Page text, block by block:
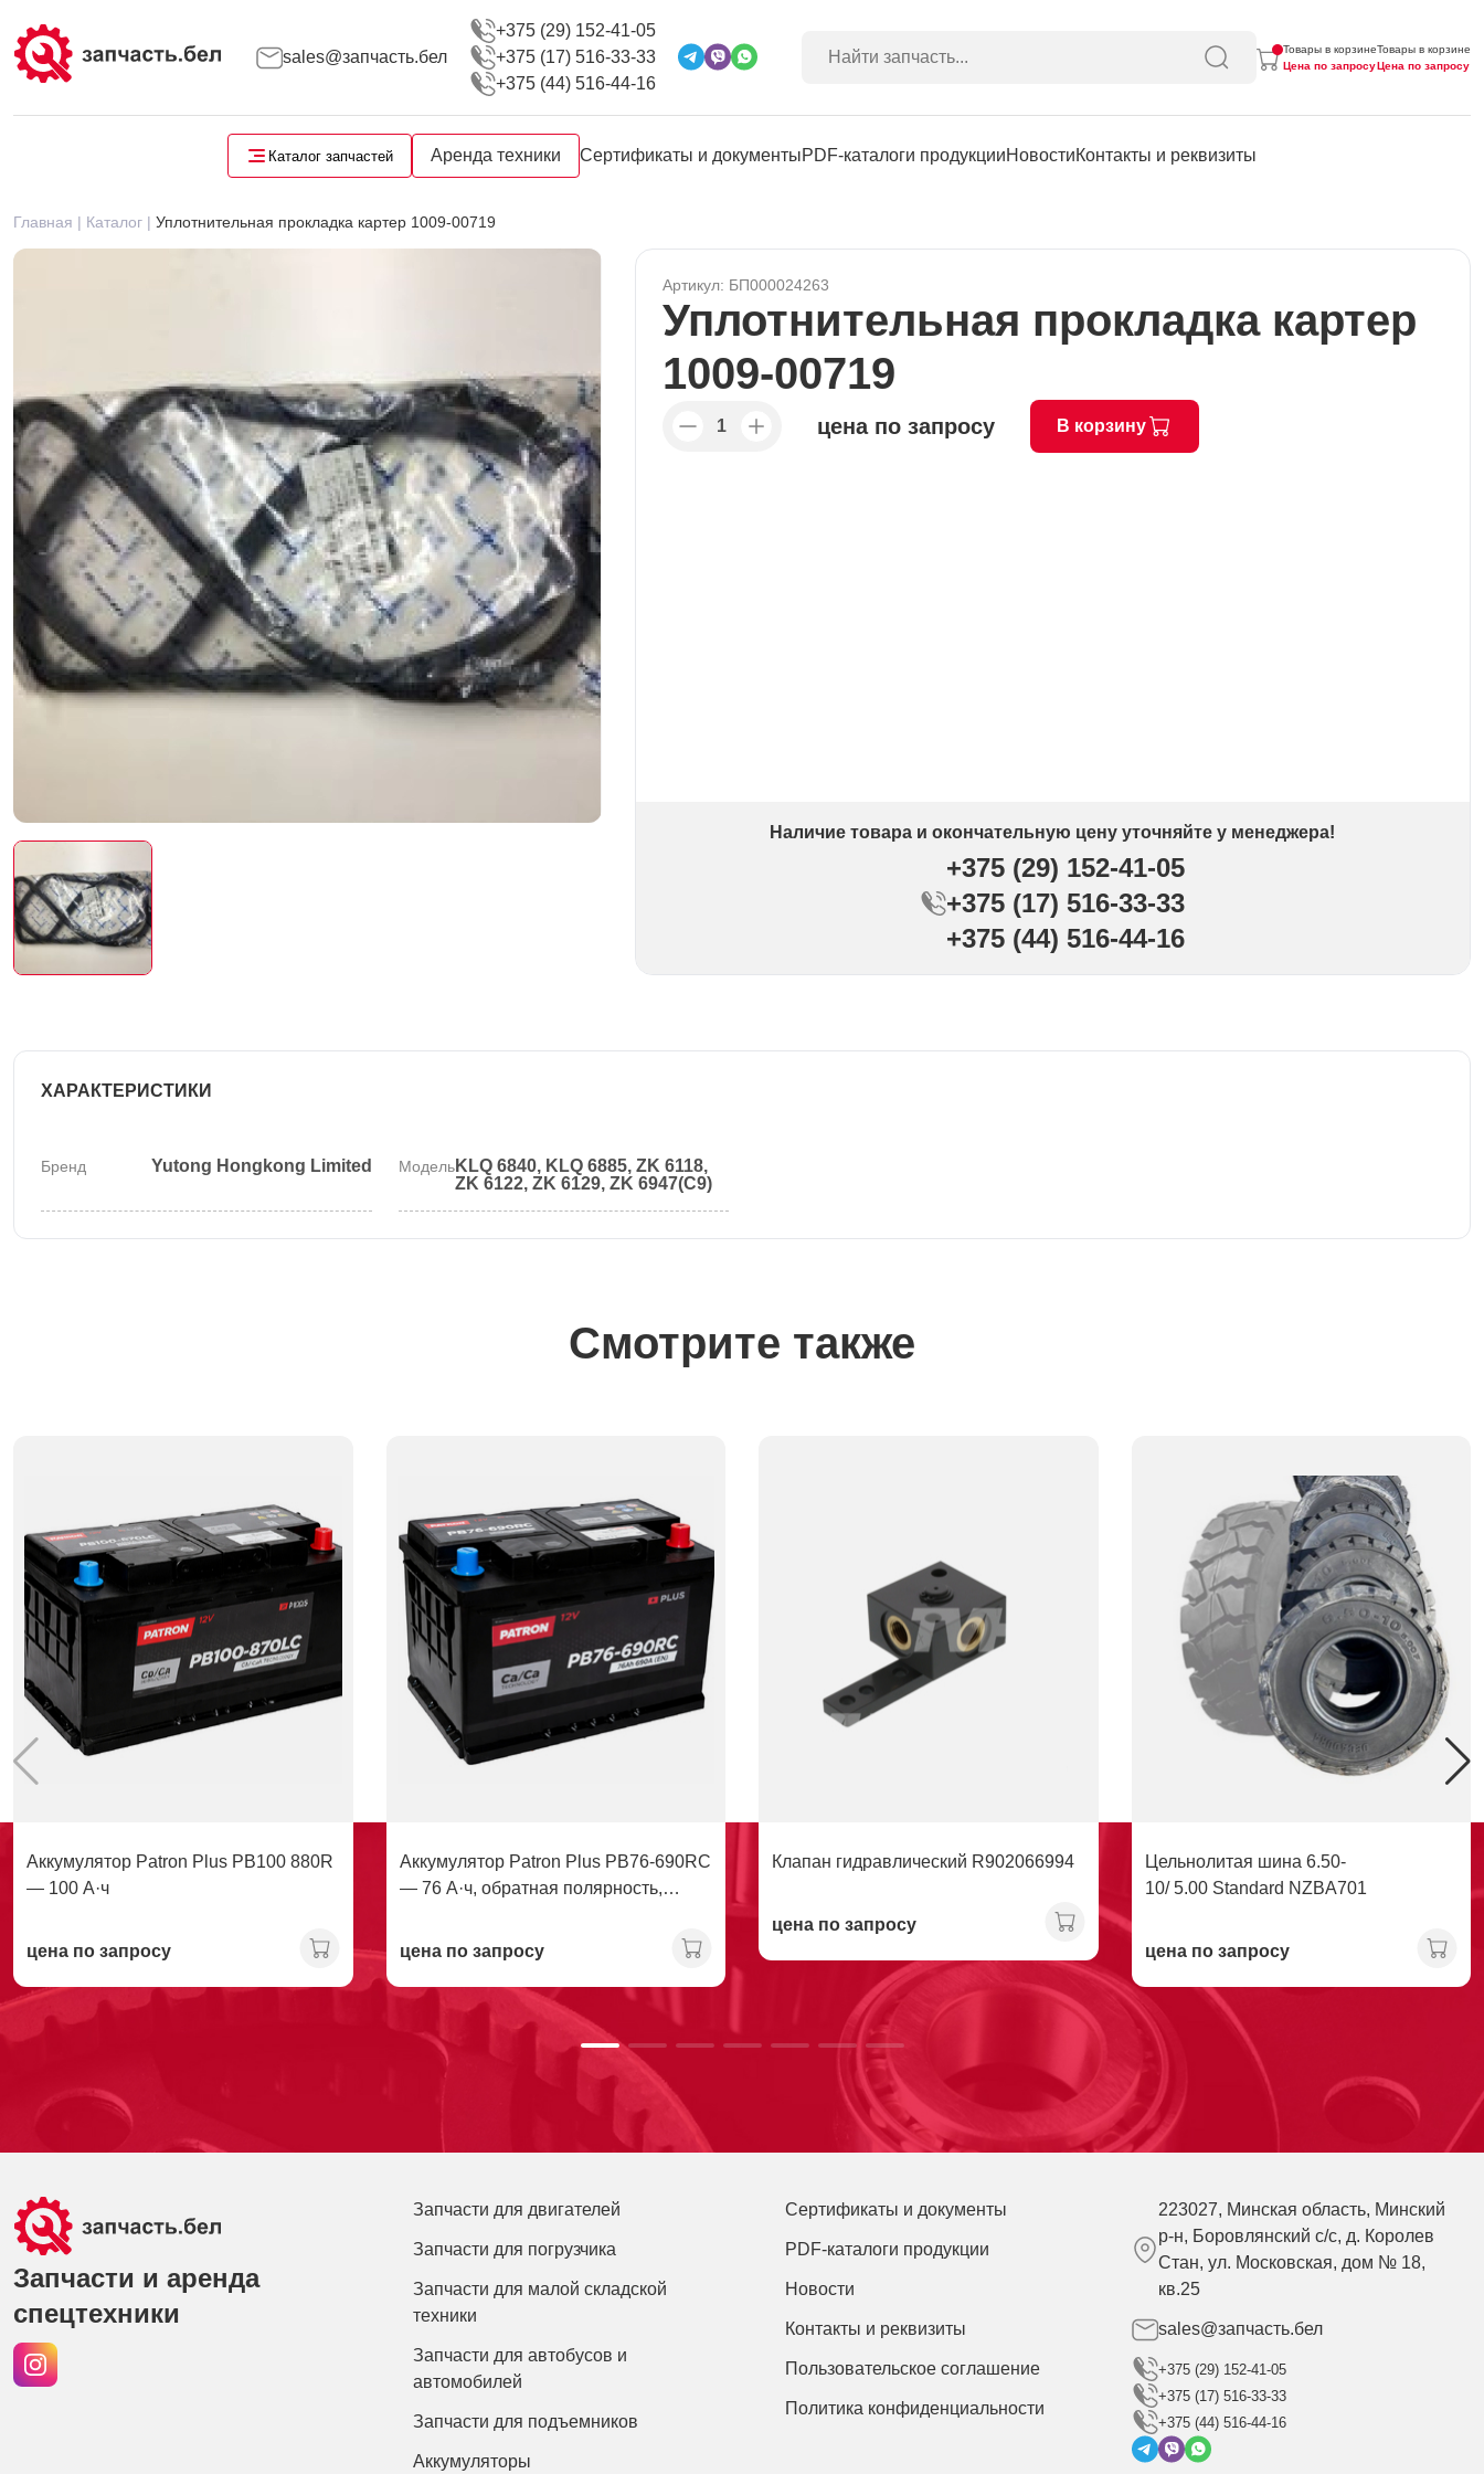
sales@запчасть.бел
+375 (29) 152-41-05
+375 (17) 516-33-33
+375 (44) 516-44-16
Товары в корзине
Цена по запросу
Товары в корзине
Цена по запросу
Каталог запчастей Аренда техники Сертификаты и документыPDF-каталоги продукцииНовостиКонтакты и реквизиты
Главная | Каталог | Уплотнительная прокладка картер 1009-00719
Артикул: БП000024263
Уплотнительная прокладка картер
1009-00719
цена по запросу В корзину
Наличие товара и окончательную цену уточняйте у менеджера!
+375 (29) 152-41-05
+375 (17) 516-33-33
+375 (44) 516-44-16
ХАРАКТЕРИСТИКИ
Бренд Yutong Hongkong Limited МодельKLQ 6840, KLQ 6885, ZK 6118,
ZK 6122, ZK 6129, ZK 6947(C9)
Смотрите также
Аккумулятор Patron Plus PB100 880R
— 100 А·ч
цена по запросу
Аккумулятор Patron Plus PB76-690RC
— 76 А·ч, обратная полярность,
цена по запросу
Клапан гидравлический R902066994
цена по запросу
Цельнолитая шина 6.50-
10/ 5.00 Standard NZBA701
цена по запросу
Запчасти и аренда
спецтехники
Запчасти для двигателей
Запчасти для погрузчика
Запчасти для малой складской
техники
Запчасти для автобусов и
автомобилей
Запчасти для подъемников
Аккумуляторы
Сертификаты и документы
PDF-каталоги продукции
Новости
Контакты и реквизиты
Пользовательское соглашение
Политика конфиденциальности
223027, Минская область, Минский
р-н, Боровлянский с/с, д. Королев
Стан, ул. Московская, дом № 18,
кв.25
sales@запчасть.бел
+375 (29) 152-41-05
+375 (17) 516-33-33
+375 (44) 516-44-16